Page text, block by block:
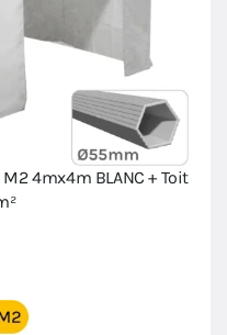
4mx4m BLANC + Toit